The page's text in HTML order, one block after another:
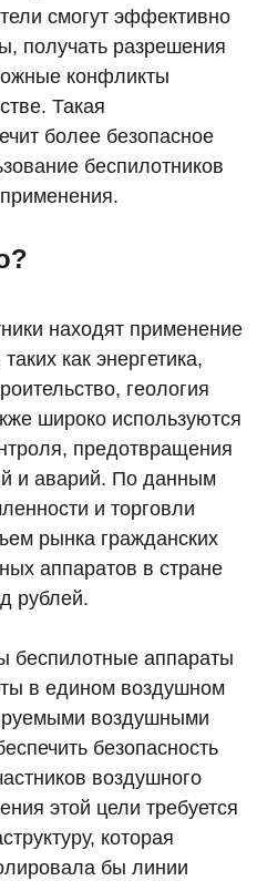
смогут эффективно
получать разрешения
конфликты
Такая
более безопасное
беспилотников
находят применение
как энергетика,
геология
широко используются
предотвращения
и аварий. По данным
и торговли
рынка гражданских
аппаратов в стране
рублей.
беспилотные аппараты
в едином воздушном
воздушными
безопасность
воздушного
этой цели требуется
которая
бы линии